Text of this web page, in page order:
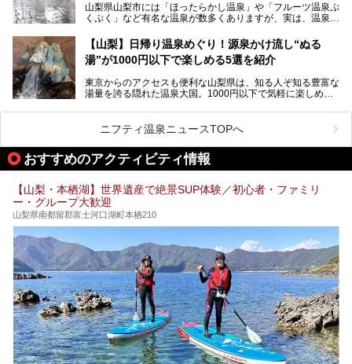
室や無料朝食などをご紹介。温泉通が口を揃えて絶賛する神
コスパ宿の全貌を徹底解説します！
ぴあ」の魅力をご紹介します。
提供元：株式会社湯ーとぴあ【PR】
この記事は株式会社湯ーとぴあのPRレポート記事です。
山梨県山梨市には「ほったらかし温泉」や「フルーツ温泉ぷ
くぷく」など有名な温泉が数多くありますが、実は、温泉マ
です。今回紹介する「はやぶさ温泉」も、そのひとつ。温泉
はもちろん、絶景や地元食材を活かしたグルメも堪能できま
す。
します。
【山梨】日帰り温泉めぐり！源泉かけ流し“ぬる
湯”が1000円以下で楽しめる5選を紹介
東京からのアクセスも便利な山梨県は、知る人ぞ知る豊富な
湯量を誇る隠れた温泉大国。1000円以下で気軽に楽しめ
も、これからの季節に嬉しい、じんわりと体の芯まで温ま
る“ぬる湯”が豊富なのも魅力。今回は、湯質も抜群で心ゆく
までリラックスできる山梨のお得な日帰り温泉を、実際体験
した感想と共に紹介します。
※ぬる湯とは35℃～39℃程度の体温に近いぬるめ温泉のこ
ニフティ温泉ニュースTOPへ
おすすめのアクティビティ情報
【山梨・本栖湖】世界遺産で絶景SUP体験／初心者・ファミリ
ー・グループ大歓迎
山梨県南都留郡富士河口湖町本栖210